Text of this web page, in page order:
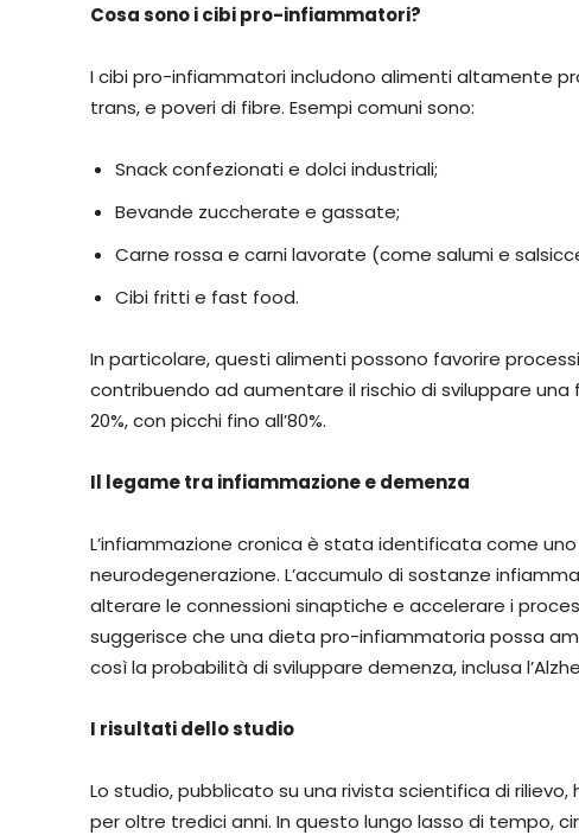
Cosa sono i cibi pro-infiammatori?
I cibi pro-infiammatori includono alimenti altamente
trans, e poveri di fibre. Esempi comuni sono:
Snack confezionati e dolci industriali;
Bevande zuccherate e gassate;
Carne rossa e carni lavorate (come salumi e
Cibi fritti e fast food.
In particolare, questi alimenti possono favorire
contribuendo ad aumentare il rischio di sviluppare una
20%, con picchi fino all’80%.
Il legame tra infiammazione e demenza
L’infiammazione cronica è stata identificata come
neurodegenerazione. L’accumulo di sostanze
alterare le connessioni sinaptiche e accelerare i
suggerisce che una dieta pro-infiammatoria possa
così la probabilità di sviluppare demenza, inclusa
I risultati dello studio
Lo studio, pubblicato su una rivista scientifica di
per oltre tredici anni. In questo lungo lasso di tempo,